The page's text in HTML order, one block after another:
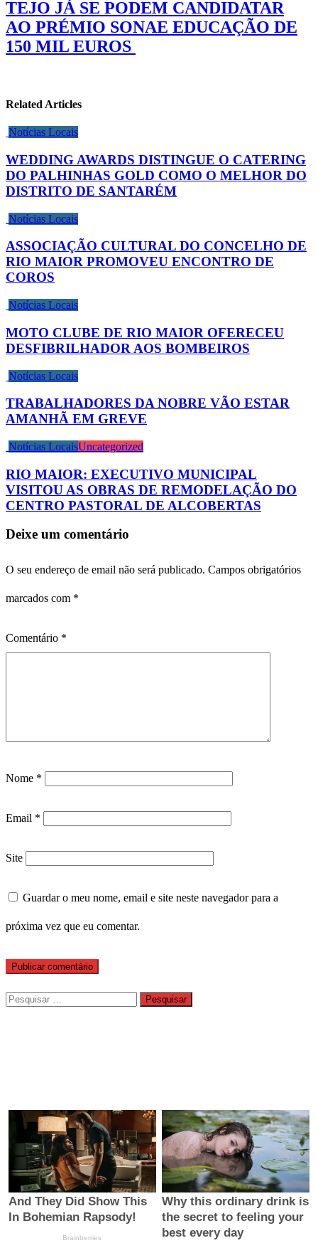
TEJO JÁ SE PODEM CANDIDATAR
AO PRÉMIO SONAE EDUCAÇÃO DE
150 MIL EUROS
Related Articles
Notícias Locais
WEDDING AWARDS DISTINGUE O CATERING
DO PALHINHAS GOLD COMO O MELHOR DO
DISTRITO DE SANTARÉM
Notícias Locais
ASSOCIAÇÃO CULTURAL DO CONCELHO DE
RIO MAIOR PROMOVEU ENCONTRO DE
COROS
Notícias Locais
MOTO CLUBE DE RIO MAIOR OFERECEU
DESFIBRILHADOR AOS BOMBEIROS
Notícias Locais
TRABALHADORES DA NOBRE VÃO ESTAR
AMANHÃ EM GREVE
Notícias LocaisUncategorized
RIO MAIOR: EXECUTIVO MUNICIPAL
VISITOU AS OBRAS DE REMODELAÇÃO DO
CENTRO PASTORAL DE ALCOBERTAS
Deixe um comentário
O seu endereço de email não será publicado. Campos obrigatórios
marcados com *
Comentário *
Nome *
Email *
Site
Guardar o meu nome, email e site neste navegador para a
próxima vez que eu comentar.
Pesquisar
por: